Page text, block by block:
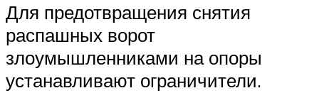
Для предотвращения снятия
распашных ворот
злоумышленниками на опоры
устанавливают ограничители.